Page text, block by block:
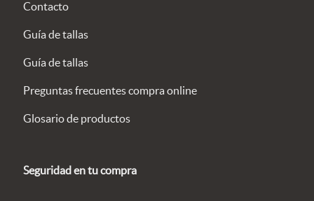
Contacto
Guía de tallas
Guía de tallas
Preguntas frecuentes compra online
Glosario de productos
Seguridad en tu compra